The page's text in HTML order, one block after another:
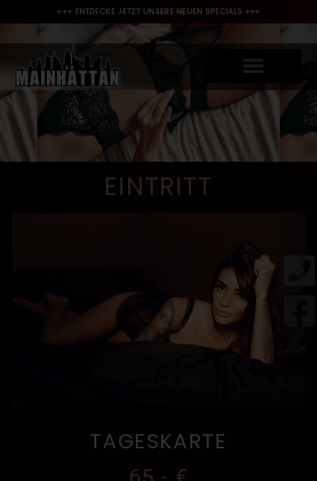
+++ ENTDECKE JETZT UNSERE NEUEN SPECIALS +++
EINTRITT
TAGESKARTE